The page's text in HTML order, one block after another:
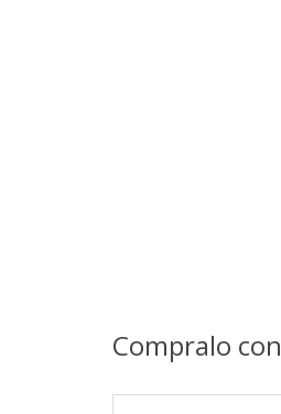
Compralo con